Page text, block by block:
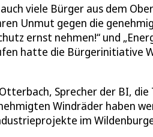
viele Bürger aus dem
Unmut gegen die
ernst nehmen!“ und
hatte die Bürgerinitiative
Sprecher der BI,
Windräder haben
im